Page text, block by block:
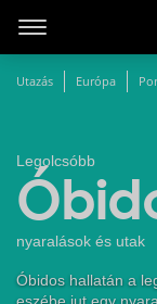
Utazás Európa
Legolcsóbb
nyaralások és utak
Óbidos hallatán a